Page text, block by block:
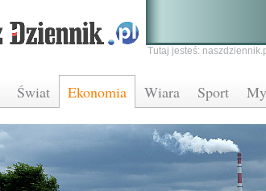
Świat Ekonomia Wiara Sport
Tutaj jesteś: